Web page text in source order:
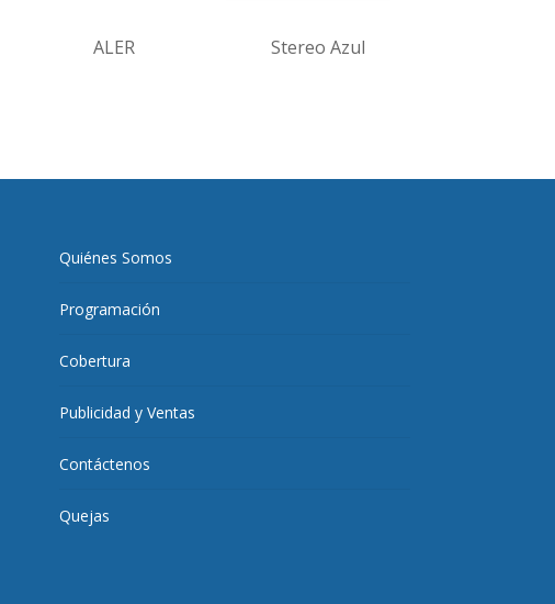
ALER Stereo Azul
Quiénes Somos
Programación
Cobertura
Publicidad y Ventas
Contáctenos
Quejas